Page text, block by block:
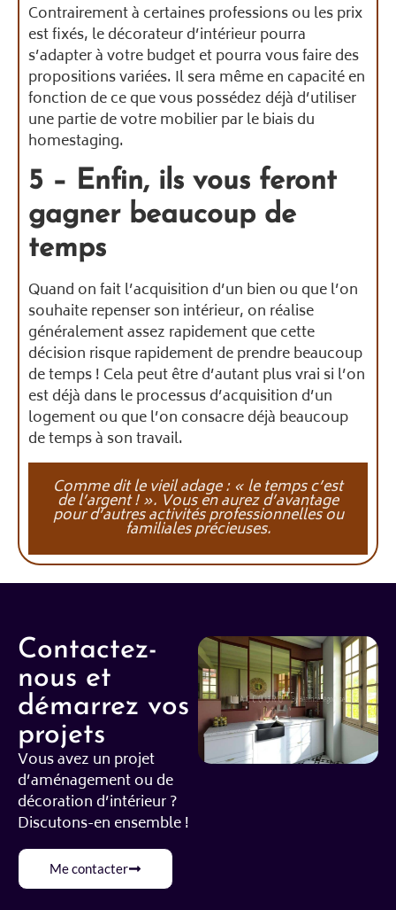
Contrairement à certaines professions ou les prix
est fixés, le décorateur d’intérieur pourra
s’adapter à votre budget et pourra vous faire des
propositions variées. Il sera même en capacité en
fonction de ce que vous possédez déjà d’utiliser
une partie de votre mobilier par le biais du
homestaging.
5 – Enfin, ils vous feront
gagner beaucoup de
temps
Quand on fait l’acquisition d’un bien ou que l’on
souhaite repenser son intérieur, on réalise
généralement assez rapidement que cette
décision risque rapidement de prendre beaucoup
de temps ! Cela peut être d’autant plus vrai si l’on
est déjà dans le processus d’acquisition d’un
logement ou que l’on consacre déjà beaucoup
de temps à son travail.
Comme dit le vieil adage : « le temps c’est
de l’argent ! ». Vous en aurez d’avantage
pour d’autres activités professionnelles ou
familiales précieuses.​
Contactez-
nous et
démarrez vos
projets
Vous avez un projet
d’aménagement ou de
décoration d’intérieur ?
Discutons-en ensemble !
Me contacter